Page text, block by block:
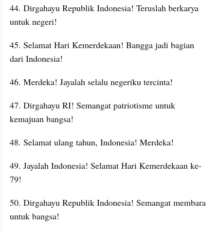
44. Dirgahayu Republik Indonesia! Teruslah berkarya
untuk negeri!
45. Selamat Hari Kemerdekaan! Bangga jadi bagian
dari Indonesia!
46. Merdeka! Jayalah selalu negeriku tercinta!
47. Dirgahayu RI! Semangat patriotisme untuk
kemajuan bangsa!
48. Selamat ulang tahun, Indonesia! Merdeka!
49. Jayalah Indonesia! Selamat Hari Kemerdekaan ke-
79!
50. Dirgahayu Republik Indonesia! Semangat membara
untuk bangsa!